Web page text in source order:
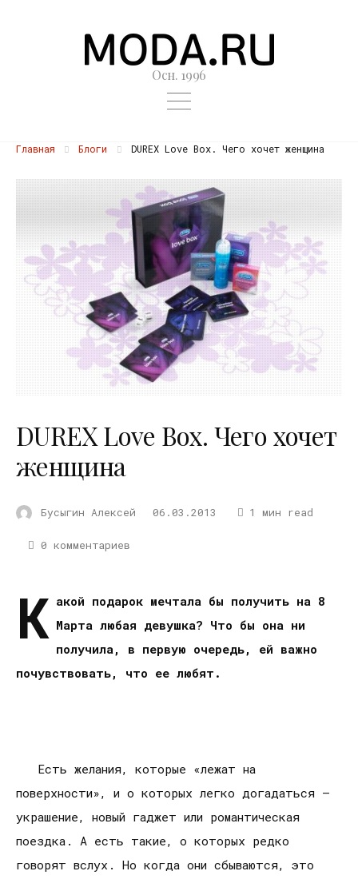
Осн. 1996
Главная Блоги DUREX Love Box. Чего хочет женщина
DUREX Love Box. Чего хочет
женщина
Бусыгин Алексей 06.03.2013 1 мин read
0 комментариев
К акой подарок мечтала бы получить на 8
Марта любая девушка? Что бы она ни
получила, в первую очередь, ей важно
почувствовать, что ее любят.
Есть желания, которые «лежат на
поверхности», и о которых легко догадаться –
украшение, новый гаджет или романтическая
поездка. А есть такие, о которых редко
говорят вслух. Но когда они сбываются, это